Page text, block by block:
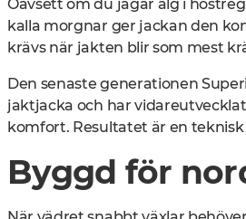
Oavsett om du jagar älg i
kalla morgnar ger jackan den
krävs när jakten blir som mest
Den senaste generationen
jaktjacka och har
komfort. Resultatet är en
Byggd för